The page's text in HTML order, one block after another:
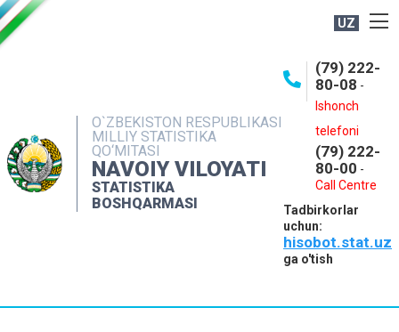
UZ
O`ZBEKISTON RESPUBLIKASI
MILLIY STATISTIKA
QO‘MITASI
NAVOIY VILOYATI
STATISTIKA
BOSHQARMASI
(79) 222-
80-08 -
Ishonch
telefoni
(79) 222-
80-00 -
Call Centre
Tadbirkorlar
uchun:
hisobot.stat.uz
ga o'tish
OCHIQ MA'LUMOTLAR
INTERAKTIV XIZMATLAR
MUROJAATLAR